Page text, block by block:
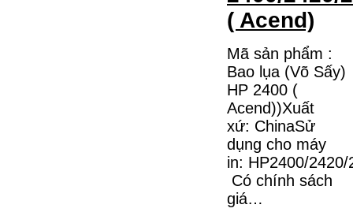
( Acend)
Mã sản phẩm :
Bao lụa (Võ Sấy)
HP 2400 (
Acend))Xuất
xứ: ChinaSử
dụng cho máy
in: HP2400/
Có chính sách
giá…